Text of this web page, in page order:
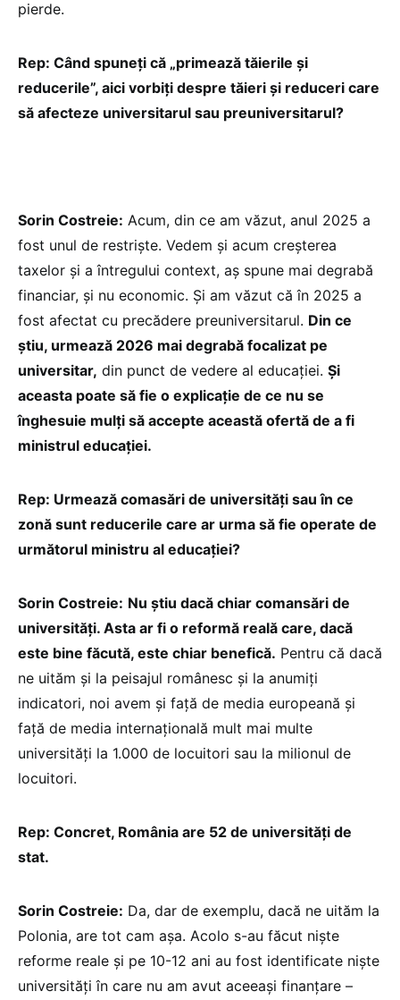
pierde.
Rep: Când spuneți că „primează tăierile și
reducerile”, aici vorbiți despre tăieri și reduceri care
să afecteze universitarul sau preuniversitarul?
Sorin Costreie: Acum, din ce am văzut, anul 2025 a
fost unul de restriște. Vedem și acum creșterea
taxelor și a întregului context, aș spune mai degrabă
financiar, și nu economic. Și am văzut că în 2025 a
fost afectat cu precădere preuniversitarul. Din ce
știu, urmează 2026 mai degrabă focalizat pe
universitar, din punct de vedere al educației. Și
aceasta poate să fie o explicație de ce nu se
înghesuie mulți să accepte această ofertă de a fi
ministrul educației.
Rep: Urmează comasări de universități sau în ce
zonă sunt reducerile care ar urma să fie operate de
următorul ministru al educației?
Sorin Costreie: Nu știu dacă chiar comansări de
universități. Asta ar fi o reformă reală care, dacă
este bine făcută, este chiar benefică. Pentru că dacă
ne uităm și la peisajul românesc și la anumiți
indicatori, noi avem și față de media europeană și
față de media internațională mult mai multe
universități la 1.000 de locuitori sau la milionul de
locuitori.
Rep: Concret, România are 52 de universități de
stat.
Sorin Costreie: Da, dar de exemplu, dacă ne uităm la
Polonia, are tot cam așa. Acolo s-au făcut niște
reforme reale și pe 10-12 ani au fost identificate niște
universități în care nu am avut aceeași finanțare –